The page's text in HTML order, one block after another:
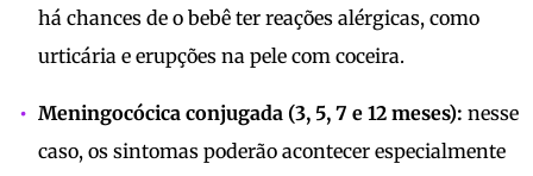
há chances de o bebê ter reações alérgicas, como
urticária e erupções na pele com coceira.
Meningocócica conjugada (3, 5, 7 e 12 meses): nesse
caso, os sintomas poderão acontecer especialmente